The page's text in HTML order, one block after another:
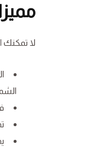
لا تمكنك